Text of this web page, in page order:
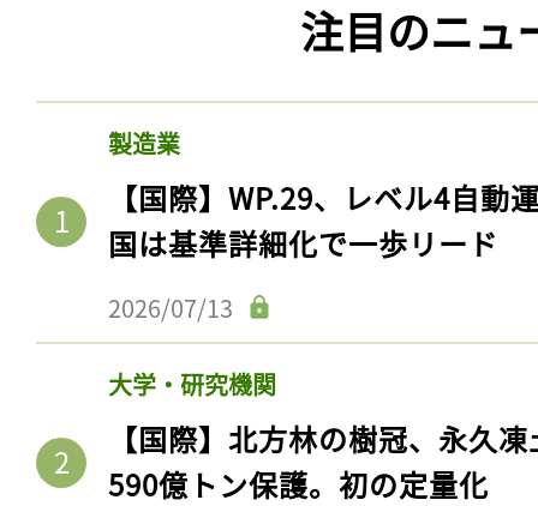
注目のニュ
製造業
【国際】WP.29、レベル4自動
国は基準詳細化で一歩リード
2026/07/13
大学・研究機関
【国際】北方林の樹冠、永久
590億トン保護。初の定量化